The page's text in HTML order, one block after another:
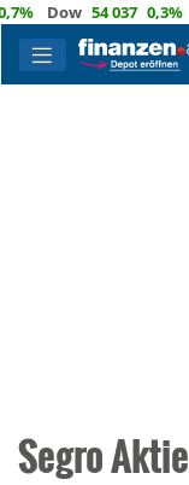
Dow 54 037 0,3%
Segro Aktie